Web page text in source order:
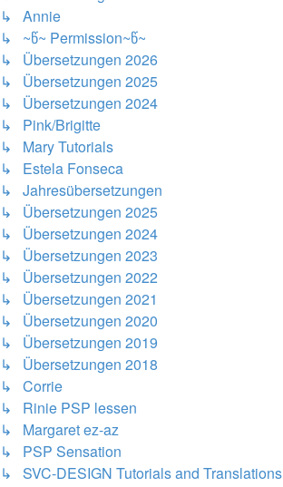
↳ Annie
↳ ~წ~ Permission~წ~
↳ Übersetzungen 2026
↳ Übersetzungen 2025
↳ Übersetzungen 2024
↳ Pink/Brigitte
↳ Mary Tutorials
↳ Estela Fonseca
↳ Jahresübersetzungen
↳ Übersetzungen 2025
↳ Übersetzungen 2024
↳ Übersetzungen 2023
↳ Übersetzungen 2022
↳ Übersetzungen 2021
↳ Übersetzungen 2020
↳ Übersetzungen 2019
↳ Übersetzungen 2018
↳ Corrie
↳ Rinie PSP lessen
↳ Margaret ez-az
↳ PSP Sensation
↳ SVC-DESIGN Tutorials and Translations